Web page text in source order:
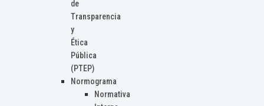
de
Transparencia
y
Ética
Pública
(PTEP)
Normograma
Normativa